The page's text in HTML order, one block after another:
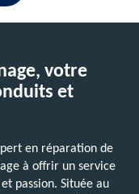
votre
et
en réparation de
à offrir un service
passion. Située au